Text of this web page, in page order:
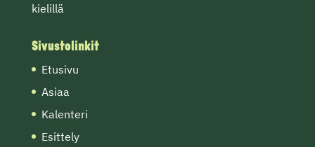
kielillä
Sivustolinkit
Etusivu
Asiaa
Kalenteri
Esittely